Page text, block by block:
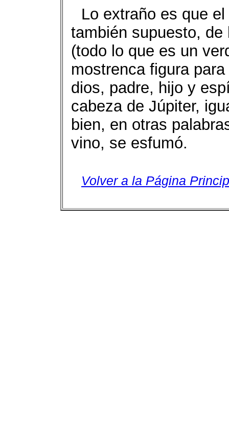
Lo extraño es que
también supuesto,
(todo lo que es un
mostrenca figura
dios, padre, hijo y
cabeza de Júpiter,
bien, en otras
vino, se esfumó.
Volver a la Página